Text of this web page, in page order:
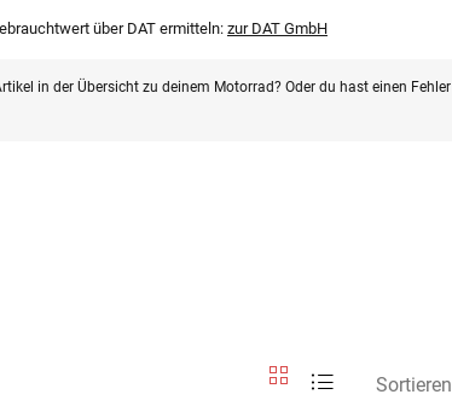
über DAT ermitteln: zur DAT GmbH
in der Übersicht zu deinem Motorrad? Oder du hast einen